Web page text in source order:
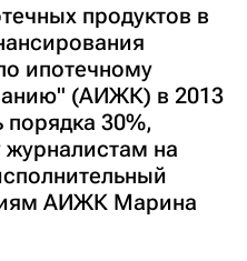
продуктов в
ипотечному
(АИЖК) в 2013
порядка 30%,
журналистам на
АИЖК Марина